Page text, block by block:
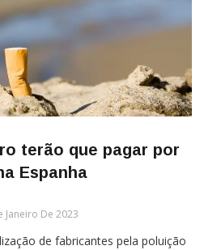
terão que pagar por
Espanha
Janeiro De 2023
de fabricantes pela poluição